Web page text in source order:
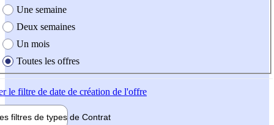
Une semaine
Deux semaines
Un mois
Toutes les offres
le filtre de date de création de l'offre
filtres de types de Contrat